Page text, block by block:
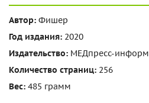
Автор: Фишер
Год издания: 2020
Издательство: МЕДпресс-информ
Количество страниц: 256
Вес: 485 грамм